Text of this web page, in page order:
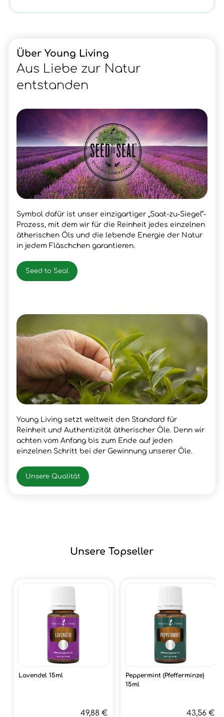
Über Young Living
Aus Liebe zur Natur
entstanden
Symbol dafür ist unser einzigartiger „Saat-zu-Siegel“-
Prozess, mit dem wir für die Reinheit jedes einzelnen
ätherischen Öls und die lebende Energie der Natur
in jedem Fläschchen garantieren.
Seed to Seal
Young Living setzt weltweit den Standard für
Reinheit und Authentizität ätherischer Öle. Denn wir
achten vom Anfang bis zum Ende auf jeden
einzelnen Schritt bei der Gewinnung unserer Öle.
Unsere Qualität
Unsere Topseller
Lavendel 15ml
49,88 €
Peppermint (Pfefferminze)
15ml
43,56 €